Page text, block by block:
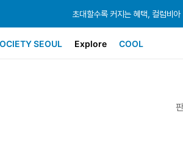
초대할수록 커지는 혜택, 컬럼비
초대할수록 커지는 혜택, 컬럼비
초대할수록 커지는 혜택, 컬럼비
SEOUL Explore COOL